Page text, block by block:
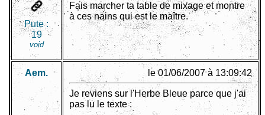
Pute :
19
void
Fais marcher ta table de mixage et montre
à ces nains qui est le maître.
Aem. le 01/06/2007 à 13:09:42
Je reviens sur l'Herbe Bleue parce que j'ai
pas lu le texte :